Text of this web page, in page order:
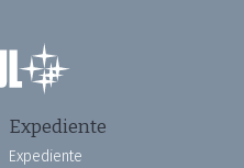
Expediente
Expediente